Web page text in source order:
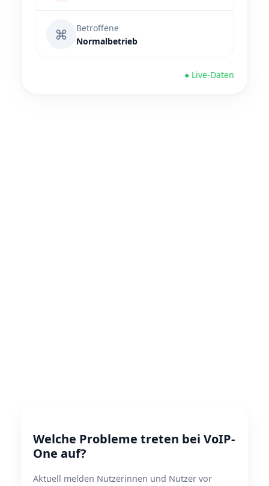
⌘
Betroffene
Normalbetrieb
● Live-Daten
Welche Probleme treten bei VoIP-
One auf?
Aktuell melden Nutzerinnen und Nutzer vor